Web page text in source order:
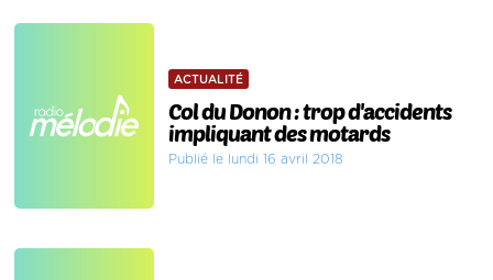
ACTUALITÉ
Col du Donon : trop d'accidents
impliquant des motards
Publié le lundi 16 avril 2018